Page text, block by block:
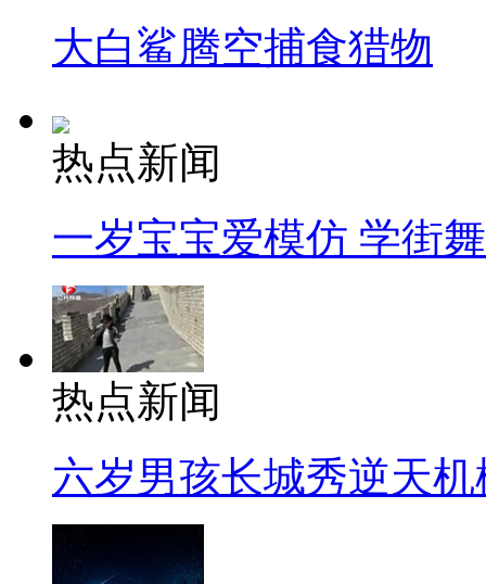
大白鲨腾空捕食猎物
热点新闻
一岁宝宝爱模仿 学街
热点新闻
六岁男孩长城秀逆天机